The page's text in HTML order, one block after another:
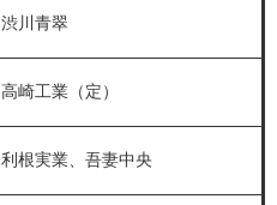
渋川青翠
高崎工業（定）
利根実業、吾妻中央